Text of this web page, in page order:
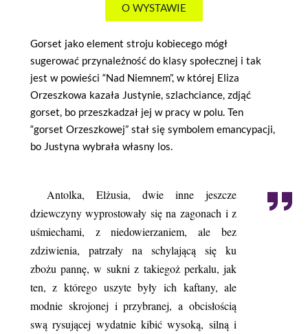
O WYSTAWIE
Gorset jako element stroju kobiecego mógł
sugerować przynależność do klasy społecznej i tak
jest w powieści “Nad Niemnem”, w której Eliza
Orzeszkowa kazała Justynie, szlachciance, zdjąć
gorset, bo przeszkadzał jej w pracy w polu. Ten
“gorset Orzeszkowej” stał się symbolem emancypacji,
bo Justyna wybrała własny los.
Antolka, Elżusia, dwie inne jeszcze
dziewczyny wyprostowały się na zagonach i z
uśmiechami, z niedowierzaniem, ale bez
zdziwienia, patrzały na schylającą się ku
zbożu pannę, w sukni z takiegoż perkalu, jak
ten, z którego uszyte były ich kaftany, ale
modnie skrojonej i przybranej, a obcisłością
swą rysującej wydatnie kibić wysoką, silną i